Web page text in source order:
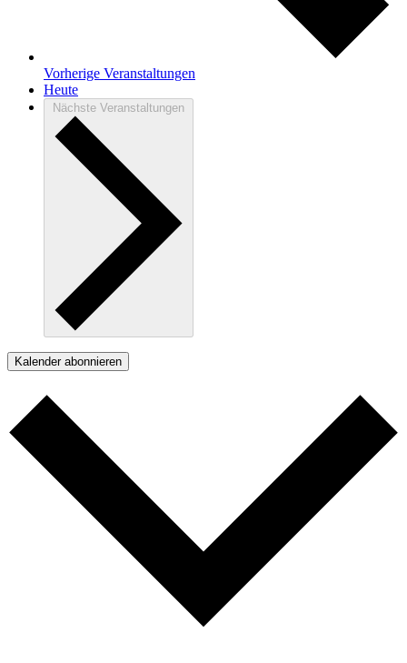
Vorherige Veranstaltungen
Heute
Nächste Veranstaltungen
Kalender abonnieren